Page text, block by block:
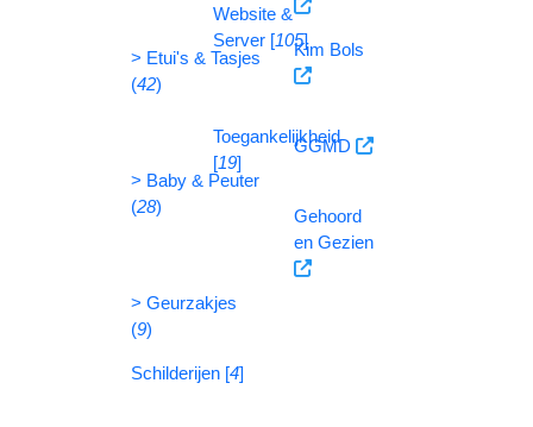
> Etui's & Tasjes
(42)
> Baby & Peuter
(28)
> Geurzakjes
(9)
Schilderijen [4]
Website &
Server [105]
Toegankelijkheid
[19]
Kim Bols
GGMD
Gehoord
en Gezien